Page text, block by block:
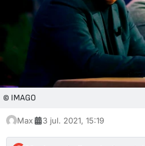
© IMAGO
Max 3 jul. 2021, 15:19